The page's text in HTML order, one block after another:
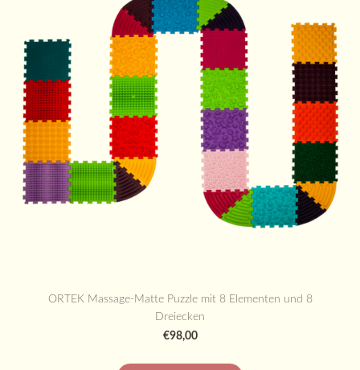
ORTEK Massage-Matte Puzzle mit 8 Elementen und 8
Dreiecken
€98,00